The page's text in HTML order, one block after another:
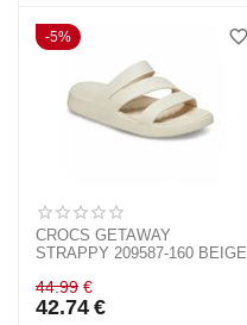
5%
CROCS GETAWAY
STRAPPY 209587-160 BEIGE
44.99 €
42.74 €